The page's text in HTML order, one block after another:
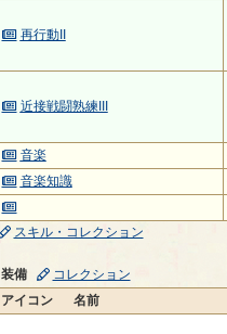
再行動II
近接戦闘熟練III
音楽
音楽知識
スキル・コレクション
装備
コレクション
アイコン
名前